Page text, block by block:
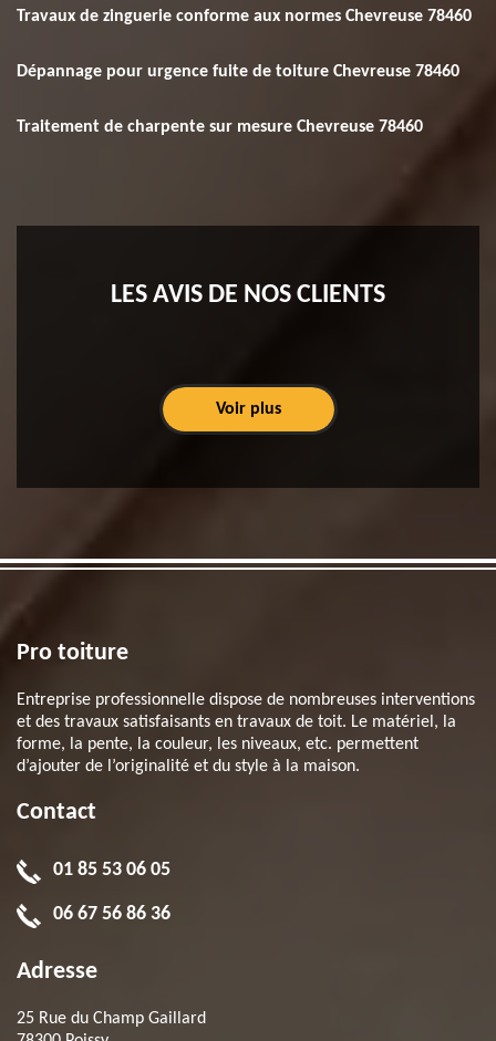
Travaux de zinguerie conforme aux normes Chevreuse 78460
Dépannage pour urgence fuite de toiture Chevreuse 78460
Traitement de charpente sur mesure Chevreuse 78460
LES AVIS DE NOS CLIENTS
Voir plus
Pro toiture
Entreprise professionnelle dispose de nombreuses interventions
et des travaux satisfaisants en travaux de toit. Le matériel, la
forme, la pente, la couleur, les niveaux, etc. permettent
d’ajouter de l’originalité et du style à la maison.
Contact
01 85 53 06 05
06 67 56 86 36
Adresse
25 Rue du Champ Gaillard